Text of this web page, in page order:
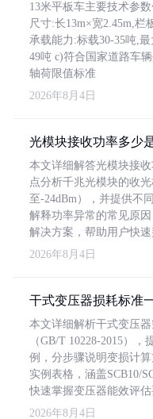
13米平板车主要技术参
尺寸:长13m×宽2.45m,栏
承载能力:标载30-35吨,
49吨 c)符合国家道路车
轴荷限值标准
2026年8月4日
光模块接收功率多少
本文详细解答光模块接
点分析千兆光模块的收
至-24dBm），并提供不
解释功率异常的常见原
解决方案，帮助用户快速
2026年8月4日
干式变压器损耗标准
本文详细解析干式变压
（GB/T 10228-2015）
例，分步骤说明变损计
实例表格，涵盖SCB10/
快速掌握变压器能效评估
2026年8月4日